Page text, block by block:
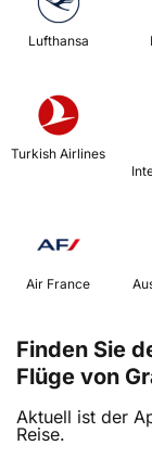
Lufthansa
Turkish Airlines
Air France
Finden Sie
Flüge von
Aktuell ist der
Reise.